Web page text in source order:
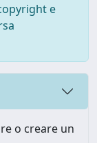
e
o creare un